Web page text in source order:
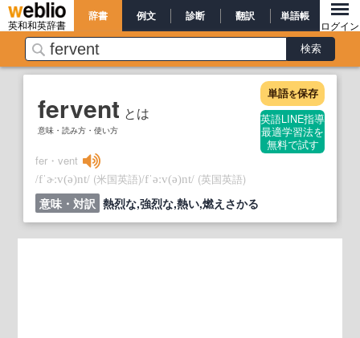
英和和英辞書
辞書 例文 診断 翻訳 単語帳
ログイン
fervent とは
意味・読み方・使い方
単語を保存
英語LINE指導
最適学習法を
無料で試す
fer・vent
/fˈɚːv(ə)nt/ (米国英語)/fˈəːv(ə)nt/ (英国英語)
意味・対訳 熱烈な,強烈な,熱い,燃えさかる